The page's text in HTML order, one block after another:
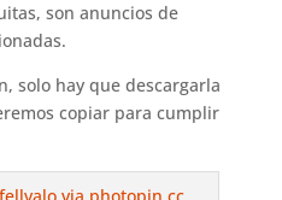
son anuncios de
solo hay que descargarla
copiar para cumplir